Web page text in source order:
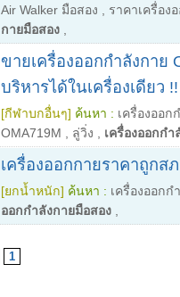
Air Walker มือสอง
ราคาเครื่อง
กายมือสอง
ขายเครื่องออกกำลังกาย
บริหารได้ในเครื่องเดียว !!
[กีฬาบกอื่นๆ] ค้นหา : เครื่องออก
OMA719M
ลู่วิ่ง เครื่องออกก
เครื่องออกกายราคาถูก
[ยกน้ำหนัก] ค้นหา : เครื่องออกก
ออกกำลังกายมือสอง
1